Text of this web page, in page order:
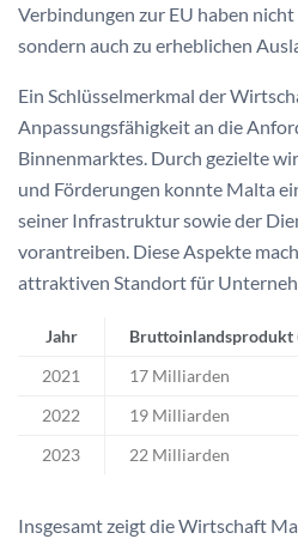
Verbindungen zur EU haben
sondern auch zu erheblichen
Ein Schlüsselmerkmal der
Anpassungsfähigkeit an die
Binnenmarktes. Durch gezielte
und Förderungen konnte Malta
seiner Infrastruktur sowie der
vorantreiben. Diese Aspekte
attraktiven Standort für
Jahr Bruttoinlandsprodukt
2021 17 Milliarden
2022 19 Milliarden
2023 22 Milliarden
Insgesamt zeigt die Wirtschaft